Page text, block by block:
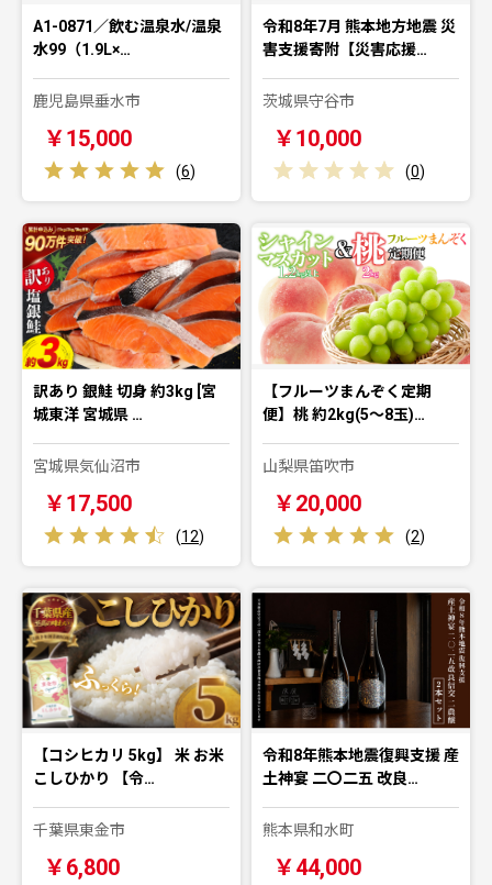
A1-0871／飲む温泉水/温泉
水99（1.9L×…
鹿児島県垂水市
￥15,000
(6)
令和8年7月 熊本地方地震 災
害支援寄附【災害応援…
茨城県守谷市
￥10,000
(0)
訳あり 銀鮭 切身 約3kg [宮
城東洋 宮城県 …
宮城県気仙沼市
￥17,500
(12)
【フルーツまんぞく定期
便】桃 約2kg(5～8玉)…
山梨県笛吹市
￥20,000
(2)
【コシヒカリ 5kg】 米 お米
こしひかり 【令…
千葉県東金市
￥6,800
令和8年熊本地震復興支援 産
土神宴 二〇二五 改良…
熊本県和水町
￥44,000